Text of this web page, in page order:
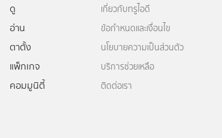
ดู
อ่าน
ตาตั้ง
แพ็กเกจ
คอมมูนิตี้
เกี่ยวกับทรูไอดี
ข้อกำหนดและเงื่อนไข
นโยบายความเป็นส่วนตัว
บริการช่วยเหลือ
ติดต่อเรา